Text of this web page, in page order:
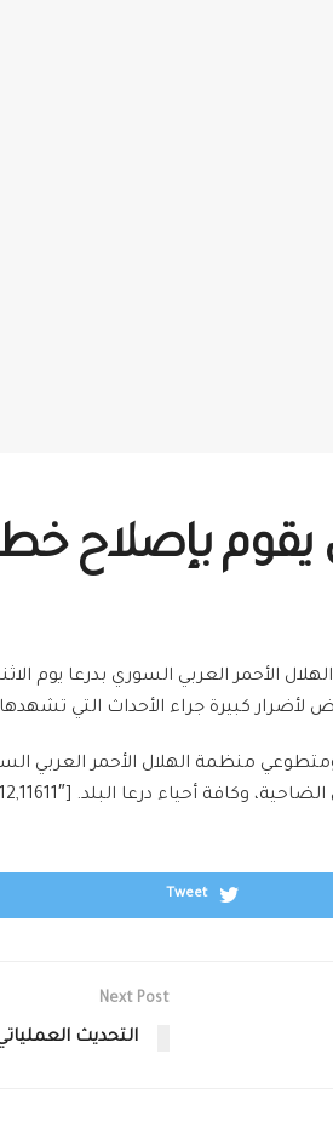
يقوم بإصلاح
لأضرار كبيرة جراء الأحداث التي
منظمة الهلال الأحمر العربي
Tweet
Next Post
التحديث العملياتي